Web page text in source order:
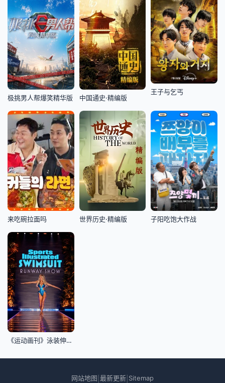
极挑男人帮爆笑精华版 中国通史·精编版
王子与乞丐
来吃碗拉面吗 世界历史·精编版 子阳吃饱大作战
《运动画刊》泳装伸展台
网站地图 最新更新 Sitemap